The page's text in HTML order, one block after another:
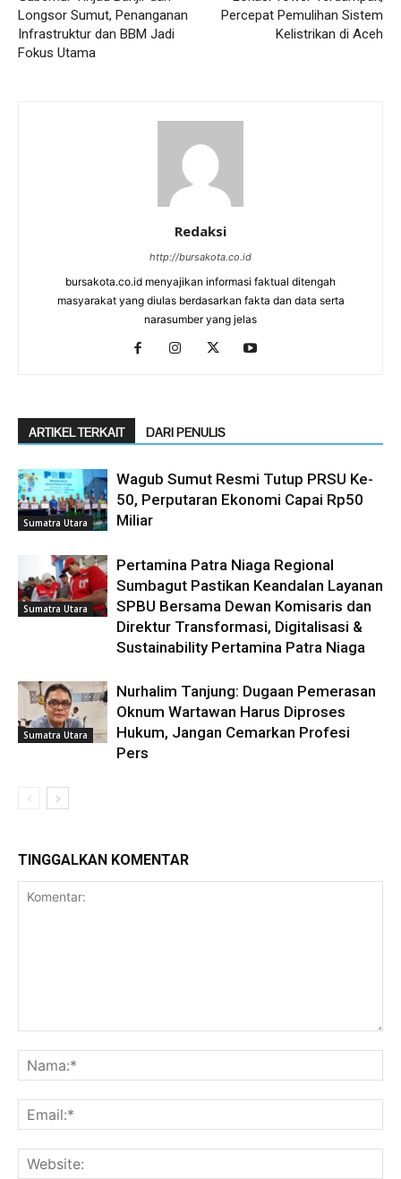
Longsor Sumut, Penanganan
Infrastruktur dan BBM Jadi
Fokus Utama
Percepat Pemulihan Sistem
Kelistrikan di Aceh
Redaksi
http://bursakota.co.id
bursakota.co.id menyajikan informasi faktual ditengah
masyarakat yang diulas berdasarkan fakta dan data serta
narasumber yang jelas
ARTIKEL TERKAIT DARI PENULIS
Sumatra Utara
Wagub Sumut Resmi Tutup PRSU Ke-
50, Perputaran Ekonomi Capai Rp50
Miliar
Sumatra Utara
Pertamina Patra Niaga Regional
Sumbagut Pastikan Keandalan Layanan
SPBU Bersama Dewan Komisaris dan
Direktur Transformasi, Digitalisasi &
Sustainability Pertamina Patra Niaga
Sumatra Utara
Nurhalim Tanjung: Dugaan Pemerasan
Oknum Wartawan Harus Diproses
Hukum, Jangan Cemarkan Profesi
Pers
TINGGALKAN KOMENTAR